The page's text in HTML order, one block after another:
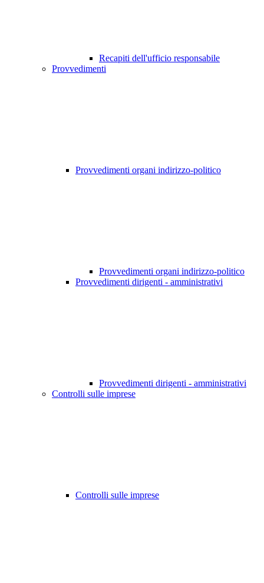
Recapiti dell'ufficio responsabile
Provvedimenti
Provvedimenti organi indirizzo-politico
Provvedimenti organi indirizzo-politico
Provvedimenti dirigenti - amministrativi
Provvedimenti dirigenti - amministrativi
Controlli sulle imprese
Controlli sulle imprese